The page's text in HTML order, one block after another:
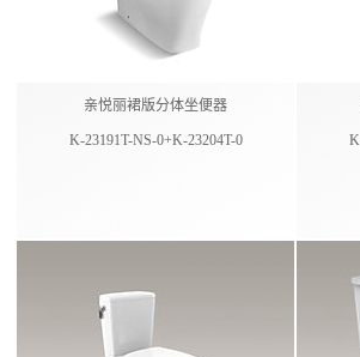
亲悦丽裙版分体坐便器
K-23191T-NS-0+K-23204T-0